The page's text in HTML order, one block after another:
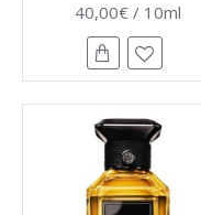
40,00€ / 10ml